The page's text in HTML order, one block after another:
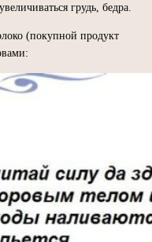
грудь, бедра.
(покупной продукт